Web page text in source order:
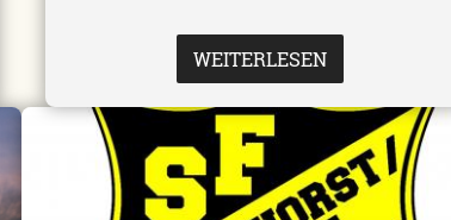
WEITERLESEN